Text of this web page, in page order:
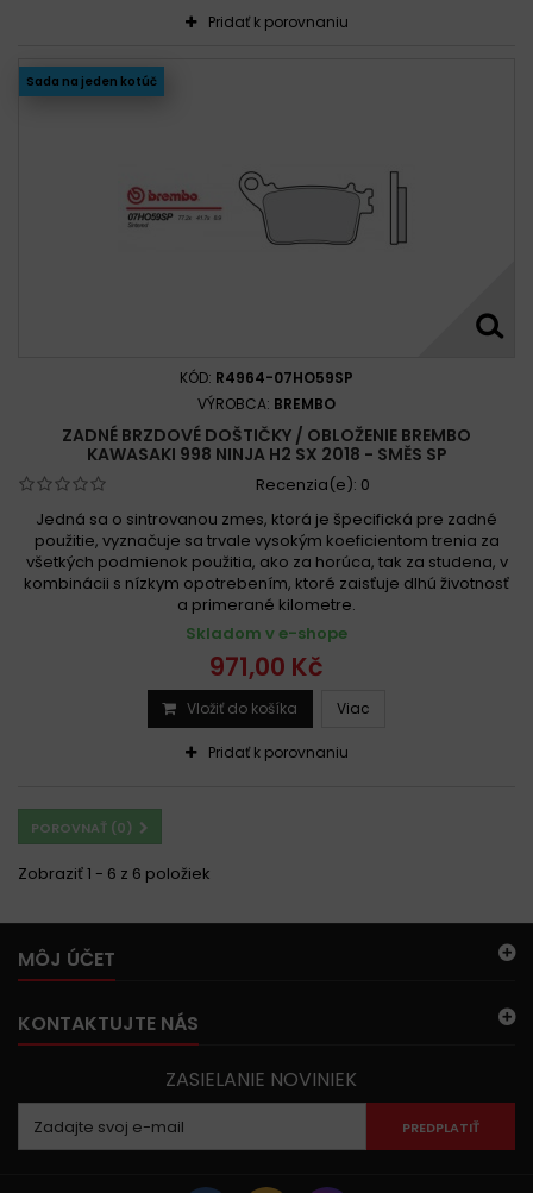
Pridať k porovnaniu
Sada na jeden kotúč
KÓD: R4964-07HO59SP
VÝROBCA: BREMBO
ZADNÉ BRZDOVÉ DOŠTIČKY / OBLOŽENIE BREMBO
KAWASAKI 998 NINJA H2 SX 2018 - SMĚS SP
Recenzia(e): 0
Jedná sa o sintrovanou zmes, ktorá je špecifická pre zadné
použitie, vyznačuje sa trvale vysokým koeficientom trenia za
všetkých podmienok použitia, ako za horúca, tak za studena, v
kombinácii s nízkym opotrebením, ktoré zaisťuje dlhú životnosť
a primerané kilometre.
Skladom v e-shope
971,00 Kč
Vložiť do košíka Viac
Pridať k porovnaniu
POROVNAŤ (0)
Zobraziť 1 - 6 z 6 položiek
MÔJ ÚČET
KONTAKTUJTE NÁS
ZASIELANIE NOVINIEK
PREDPLATIŤ